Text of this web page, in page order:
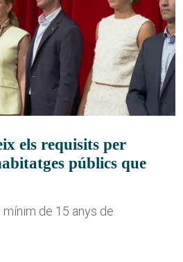
els requisits per
públics que
de 15 anys de